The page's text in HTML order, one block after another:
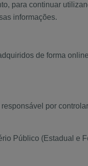
para continuar
informações.
de forma
por
Público (Estadual e